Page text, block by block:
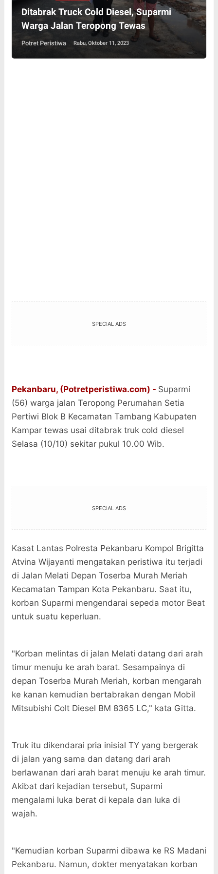
Ditabrak Truck Cold Diesel, Suparmi
Warga Jalan Teropong Tewas
Potret Peristiwa Rabu, Oktober 11, 2023
SPECIAL ADS
Pekanbaru, (Potretperistiwa.com) - Suparmi
(56) warga jalan Teropong Perumahan Setia
Pertiwi Blok B Kecamatan Tambang Kabupaten
Kampar tewas usai ditabrak truk cold diesel
Selasa (10/10) sekitar pukul 10.00 Wib.
SPECIAL ADS
Kasat Lantas Polresta Pekanbaru Kompol Brigitta
Atvina Wijayanti mengatakan peristiwa itu terjadi
di Jalan Melati Depan Toserba Murah Meriah
Kecamatan Tampan Kota Pekanbaru. Saat itu,
korban Suparmi mengendarai sepeda motor Beat
untuk suatu keperluan.
"Korban melintas di jalan Melati datang dari arah
timur menuju ke arah barat. Sesampainya di
depan Toserba Murah Meriah, korban mengarah
ke kanan kemudian bertabrakan dengan Mobil
Mitsubishi Colt Diesel BM 8365 LC," kata Gitta.
Truk itu dikendarai pria inisial TY yang bergerak
di jalan yang sama dan datang dari arah
berlawanan dari arah barat menuju ke arah timur.
Akibat dari kejadian tersebut, Suparmi
mengalami luka berat di kepala dan luka di
wajah.
"Kemudian korban Suparmi dibawa ke RS Madani
Pekanbaru. Namun, dokter menyatakan korban